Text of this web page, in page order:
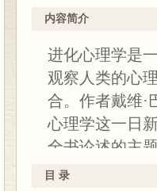
巴斯的这本教
瓦尔多斯塔州
戴维·巴斯的
版更是进行了
告诉我，这是
美国心理学协会（APA）
张勇，心理学博士，应用
学》《心理学》《皮亚杰
蒋柯，心理学博士，丽水
在《中国社会科学（英文
表论文70余篇；出版专著
熊哲宏，心理学博士，
员会委员、全国心理技术
内容简介
进化心理学是
观察人类的心
合。作者戴维·
心理学这一日
全书论述的主
抚育、亲属关
目 录